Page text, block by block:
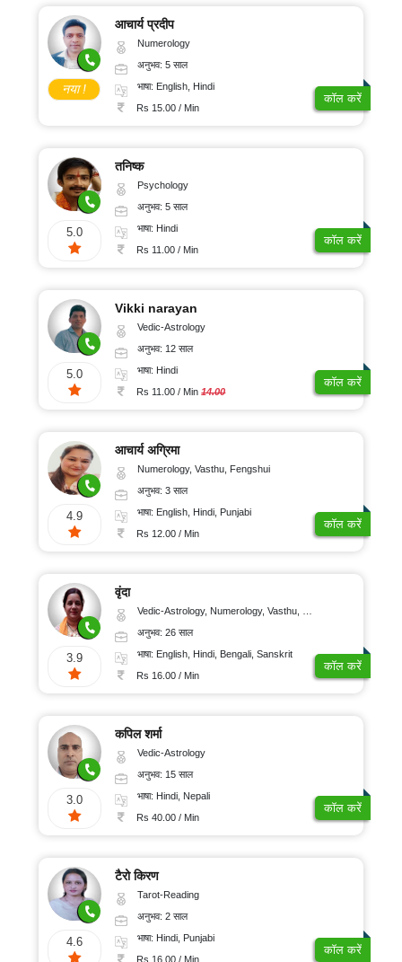
नया !
आचार्य प्रदीप
Numerology
अनुभव: 5 साल
भाषा: English, Hindi
Rs 15.00 / Min
कॉल करें
5.0
तनिष्क
Psychology
अनुभव: 5 साल
भाषा: Hindi
Rs 11.00 / Min
कॉल करें
5.0
Vikki narayan
Vedic-Astrology
अनुभव: 12 साल
भाषा: Hindi
Rs 11.00 / Min14.00
कॉल करें
4.9
आचार्य अग्रिमा
Numerology, Vasthu, Fengshui
अनुभव: 3 साल
भाषा: English, Hindi, Punjabi
Rs 12.00 / Min
कॉल करें
3.9
वृंदा
Vedic-Astrology, Numerology, Vasthu, Nadi-Astrology, Psychology, Prashna-Kundali
अनुभव: 26 साल
भाषा: English, Hindi, Bengali, Sanskrit
Rs 16.00 / Min
कॉल करें
3.0
कपिल शर्मा
Vedic-Astrology
अनुभव: 15 साल
भाषा: Hindi, Nepali
Rs 40.00 / Min
कॉल करें
4.6
टैरो किरण
Tarot-Reading
अनुभव: 2 साल
भाषा: Hindi, Punjabi
Rs 16.00 / Min
कॉल करें